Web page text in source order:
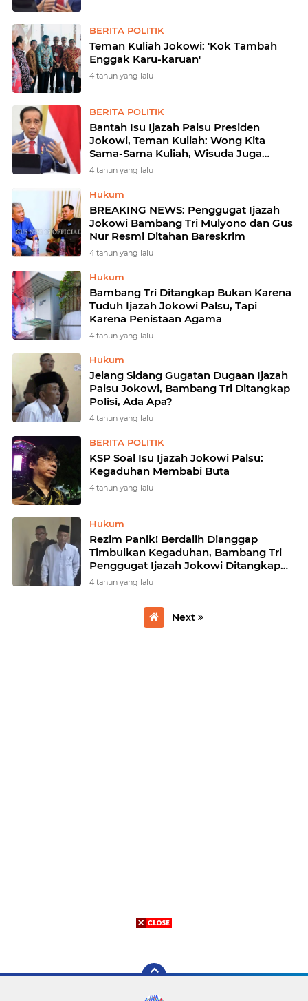
BERITA POLITIK
Teman Kuliah Jokowi: 'Kok Tambah
Enggak Karu-karuan'
4 tahun yang lalu
BERITA POLITIK
Bantah Isu Ijazah Palsu Presiden
Jokowi, Teman Kuliah: Wong Kita
Sama-Sama Kuliah, Wisuda Juga
Bersama
4 tahun yang lalu
Hukum
BREAKING NEWS: Penggugat Ijazah
Jokowi Bambang Tri Mulyono dan Gus
Nur Resmi Ditahan Bareskrim
4 tahun yang lalu
Hukum
Bambang Tri Ditangkap Bukan Karena
Tuduh Ijazah Jokowi Palsu, Tapi
Karena Penistaan Agama
4 tahun yang lalu
Hukum
Jelang Sidang Gugatan Dugaan Ijazah
Palsu Jokowi, Bambang Tri Ditangkap
Polisi, Ada Apa?
4 tahun yang lalu
BERITA POLITIK
KSP Soal Isu Ijazah Jokowi Palsu:
Kegaduhan Membabi Buta
4 tahun yang lalu
Hukum
Rezim Panik! Berdalih Dianggap
Timbulkan Kegaduhan, Bambang Tri
Penggugat Ijazah Jokowi Ditangkap
Polisi
4 tahun yang lalu
Next